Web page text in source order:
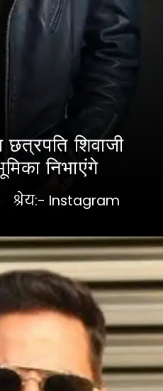
श्रेय:- Instagram
शिवाजी
निभाएंगे